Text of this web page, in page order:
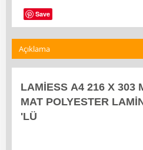
Save
Açıklama
LAMİESS A4 216 X 303
MAT POLYESTER
'LÜ